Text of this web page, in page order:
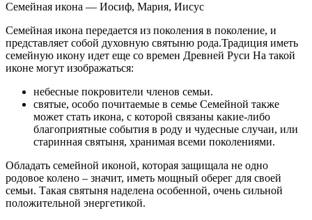
Семейная икона — Иосиф, Мария, Иисус
Семейная икона передается из поколения в поколение, и
представляет собой духовную святыню рода.Традиция иметь
семейную икону идет еще со времен Древней Руси На такой
иконе могут изображаться:
небесные покровители членов семьи.
святые, особо почитаемые в семье Семейной также
может стать икона, с которой связаны какие-либо
благоприятные события в роду и чудесные случаи, или
старинная святыня, хранимая всеми поколениями.
Обладать семейной иконой, которая защищала не одно
родовое колено – значит, иметь мощный оберег для своей
семьи. Такая святыня наделена особенной, очень сильной
положительной энергетикой.